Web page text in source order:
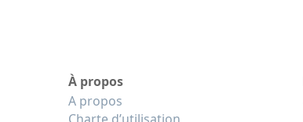
À propos
A propos